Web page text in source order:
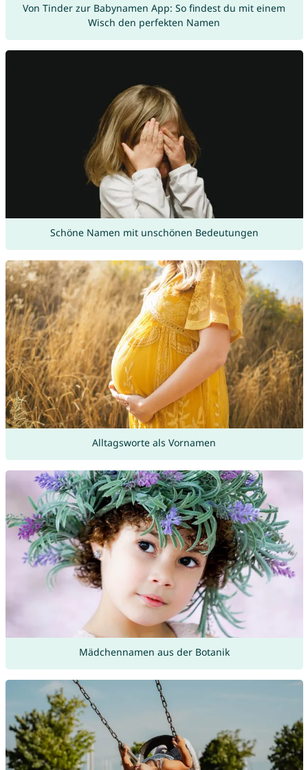
Von Tinder zur Babynamen App: So findest du mit einem
Wisch den perfekten Namen
Schöne Namen mit unschönen Bedeutungen
Alltagsworte als Vornamen
Mädchennamen aus der Botanik